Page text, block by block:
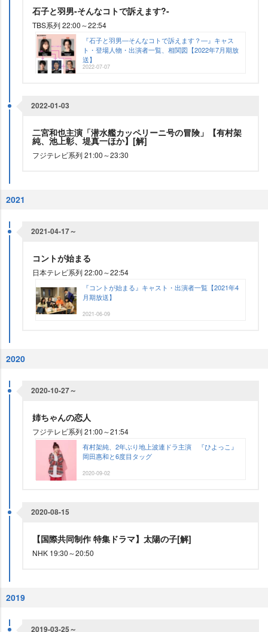
石子と羽男-そんなコトで訴えます?-
TBS系列 22:00～22:54
『石子と羽男―そんなコトで訴えます？―』キャス
ト・登場人物・出演者一覧、相関図【2022年7月期放
送】
2022-07-07
2022-01-03
二宮和也主演「潜水艦カッペリーニ号の冒険」【有村架
純、池上彰、堤真一ほか】[解]
フジテレビ系列 21:00～23:30
2021
2021-04-17～
コントが始まる
日本テレビ系列 22:00～22:54
『コントが始まる』キャスト・出演者一覧【2021年4
月期放送】
2021-06-09
2020
2020-10-27～
姉ちゃんの恋人
フジテレビ系列 21:00～21:54
有村架純、2年ぶり地上波連ドラ主演 『ひよっこ』
岡田惠和と6度目タッグ
2020-09-02
2020-08-15
【国際共同制作 特集ドラマ】太陽の子[解]
NHK 19:30～20:50
2019
2019-03-25～